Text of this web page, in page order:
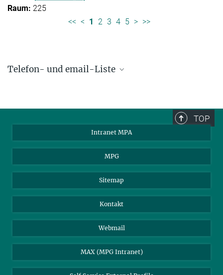
225
<< < 1 2 3 4 5 > >>
Telefon- und email-Liste
85748 Garching, Germany
TOP
Intranet MPA
MPG
Sitemap
Kontakt
Webmail
MAX (MPG Intranet)